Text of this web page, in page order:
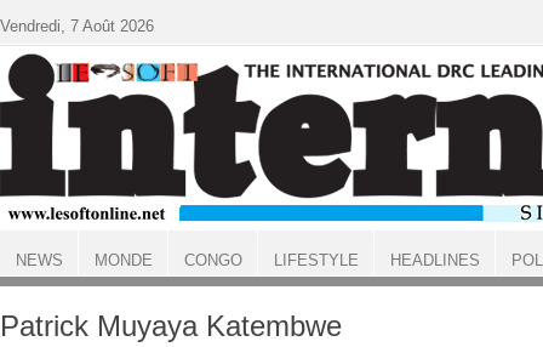
ACCUEIL
Patrick Muyaya Katembwe
Vendredi, 7 Août 2026
NEWS MONDE CONGO LIFESTYLE HEADLINES